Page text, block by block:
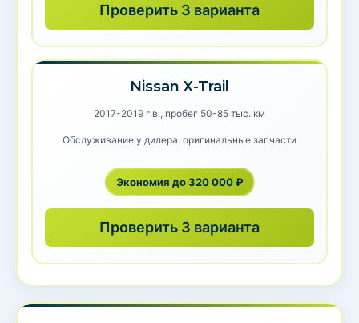
Проверить 3 варианта
Nissan X-Trail
2017-2019 г.в., пробег 50-85 тыс. км
Обслуживание у дилера, оригинальные запчасти
Экономия до 320 000 ₽
Проверить 3 варианта